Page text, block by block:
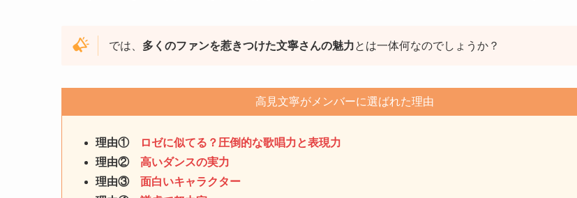
では、 多くのファンを惹きつけた文寧さんの魅力とは一体何なのでしょうか？
高見文寧がメンバーに選ばれた理由
理由①
ロゼに似てる？圧倒的な歌唱力と表現力
理由② 高いダンスの実力
理由③ 面白いキャラクター